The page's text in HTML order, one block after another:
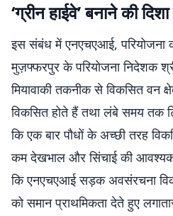
‘ग्रीन हाईवे’ बनाने की
इस संबंध में एनएचएआई, परियोजना
मुज़फ्फरपुर के परियोजना निदेशक
मियावाकी तकनीक से विकसित वन
विकसित होते हैं तथा लंबे समय तक
कि एक बार पौधों के अच्छी तरह
कम देखभाल और सिंचाई की
कि एनएचएआई सड़क अवसंरचना
को समान प्राथमिकता देते हुए